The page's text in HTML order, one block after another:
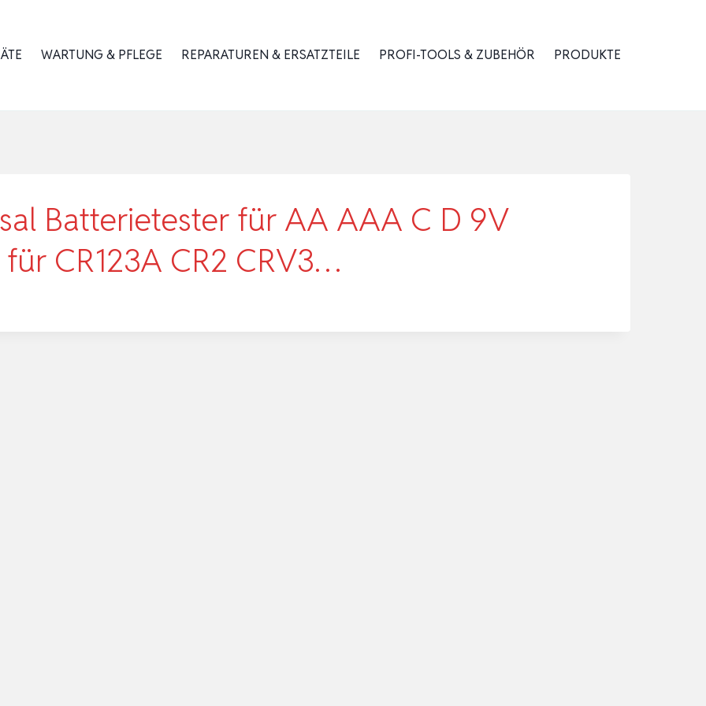
WARTUNG & PFLEGE REPARATUREN & ERSATZTEILE PROFI-TOOLS & ZUBEHÖR PRODUKTE
Batterietester für AA AAA C D 9V
CR123A CR2 CRV3…